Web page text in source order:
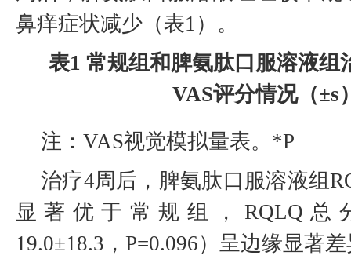
鼻痒症状减少（表1）。
表1 常规组和脾氨肽口服溶液组
VAS评分情况（±s
注：VAS视觉模拟量表。*P
治疗4周后，脾氨肽口服溶液组
显著优于常规组，RQLQ总
19.0±18.3，P=0.096）呈边缘显著